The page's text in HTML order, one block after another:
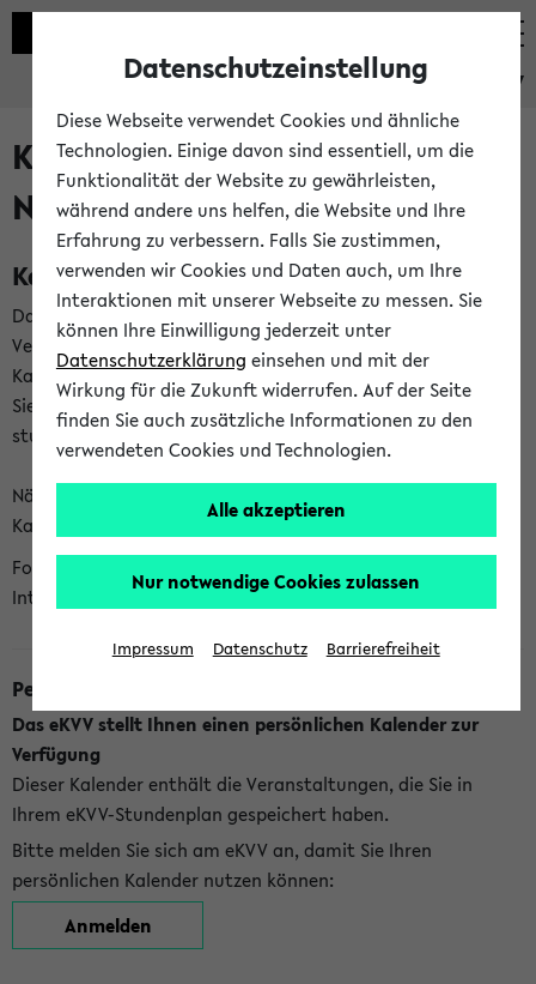
eKVV
Kalenderintegration und
Newsfeeds
Kalenderintegration
Das eKVV bietet Ihnen die Möglichkeit,
Veranstaltungstermine in eine Vielzahl von
Kalenderanwendungen einzubinden. Auf diese Weise können
Sie einen gemeinsamen Überblick über Ihre privaten und
studienbezogenen Termine erhalten.
Näheres zu Vorteilen und Funktionsweise der
Kalenderintegration können Sie auf unserer
Folgende Kalender bietet Ihnen das eKVV derzeit zur
Integration an:
Persönlicher Kalender
Das eKVV stellt Ihnen einen persönlichen Kalender zur
Verfügung
Dieser Kalender enthält die Veranstaltungen, die Sie in
Ihrem eKVV-Stundenplan gespeichert haben.
Bitte melden Sie sich am eKVV an, damit Sie Ihren
persönlichen Kalender nutzen können:
Anmelden
Datenschutzeinstellung
Diese Webseite verwendet Cookies und ähnliche
Technologien. Einige davon sind essentiell, um die
Funktionalität der Website zu gewährleisten,
während andere uns helfen, die Website und Ihre
Erfahrung zu verbessern. Falls Sie zustimmen,
verwenden wir Cookies und Daten auch, um Ihre
Interaktionen mit unserer Webseite zu messen. Sie
können Ihre Einwilligung jederzeit unter
Datenschutzerklärung einsehen und mit der
Wirkung für die Zukunft widerrufen. Auf der Seite
finden Sie auch zusätzliche Informationen zu den
verwendeten Cookies und Technologien.
Alle akzeptieren
Nur notwendige Cookies zulassen
Impressum Datenschutz Barrierefreiheit